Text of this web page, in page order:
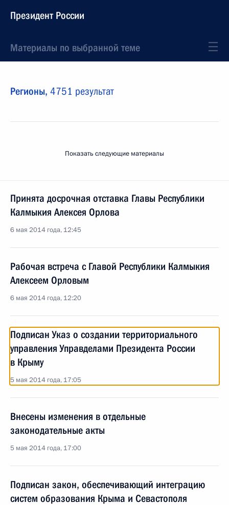
Президент России
Материалы по выбранной теме
Регионы, 4751 результат
Показать следующие материалы
Принята досрочная отставка Главы Республики
Калмыкия Алексея Орлова
6 мая 2014 года, 12:45
Рабочая встреча с Главой Республики Калмыкия
Алексеем Орловым
6 мая 2014 года, 12:20
Подписан Указ о создании территориального
управления Управделами Президента России
в Крыму
5 мая 2014 года, 17:05
Внесены изменения в отдельные
законодательные акты
5 мая 2014 года, 17:00
Подписан закон, обеспечивающий интеграцию
систем образования Крыма и Севастополя